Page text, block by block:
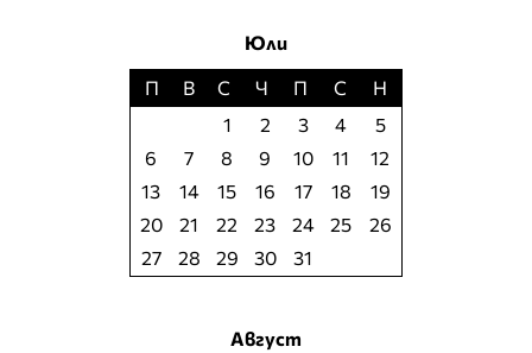
Юли
П
В С Ч П С
Н
1
2 3 4
5
6
7 8 9 10 11
12
13
14 15 16 17 18
19
20
21 22 23 24 25
26
27
28 29 30 31
Август